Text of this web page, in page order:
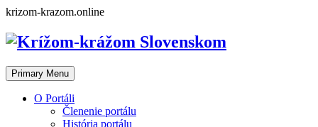
Skip
content
krizom-krazom.online
Primary Menu
O Portáli
Členenie portálu
História portálu